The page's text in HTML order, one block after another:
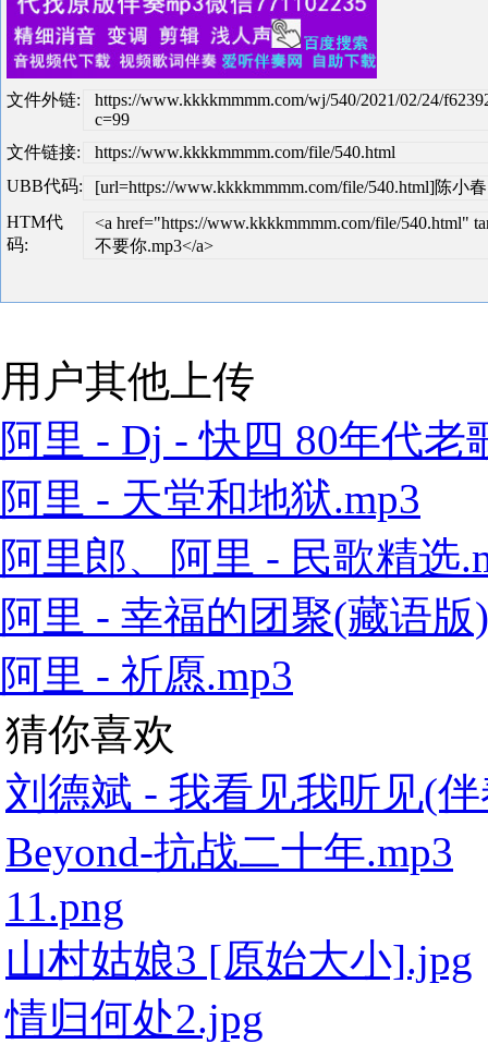
文件外链:
https://www.kkkkmmmm.com/wj/540/2021/02/24/
c=99
文件链接:
https://www.kkkkmmmm.com/file/540.html
UBB代码:
[url=https://www.kkkkmmmm.com/file/540.html]陈小
HTM代
码:
<a href="https://www.kkkkmmmm.com/file/540.html"
不要你.mp3</a>
用户其他上传
阿里 - Dj - 快四 80年代老
阿里 - 天堂和地狱.mp3
阿里郎、阿里 - 民歌精选
阿里 - 幸福的团聚(藏语版
阿里 - 祈愿.mp3
猜你喜欢
刘德斌 - 我看见我听见(伴
Beyond-抗战二十年.mp3
11.png
山村姑娘3 [原始大小].jpg
情归何处2.jpg